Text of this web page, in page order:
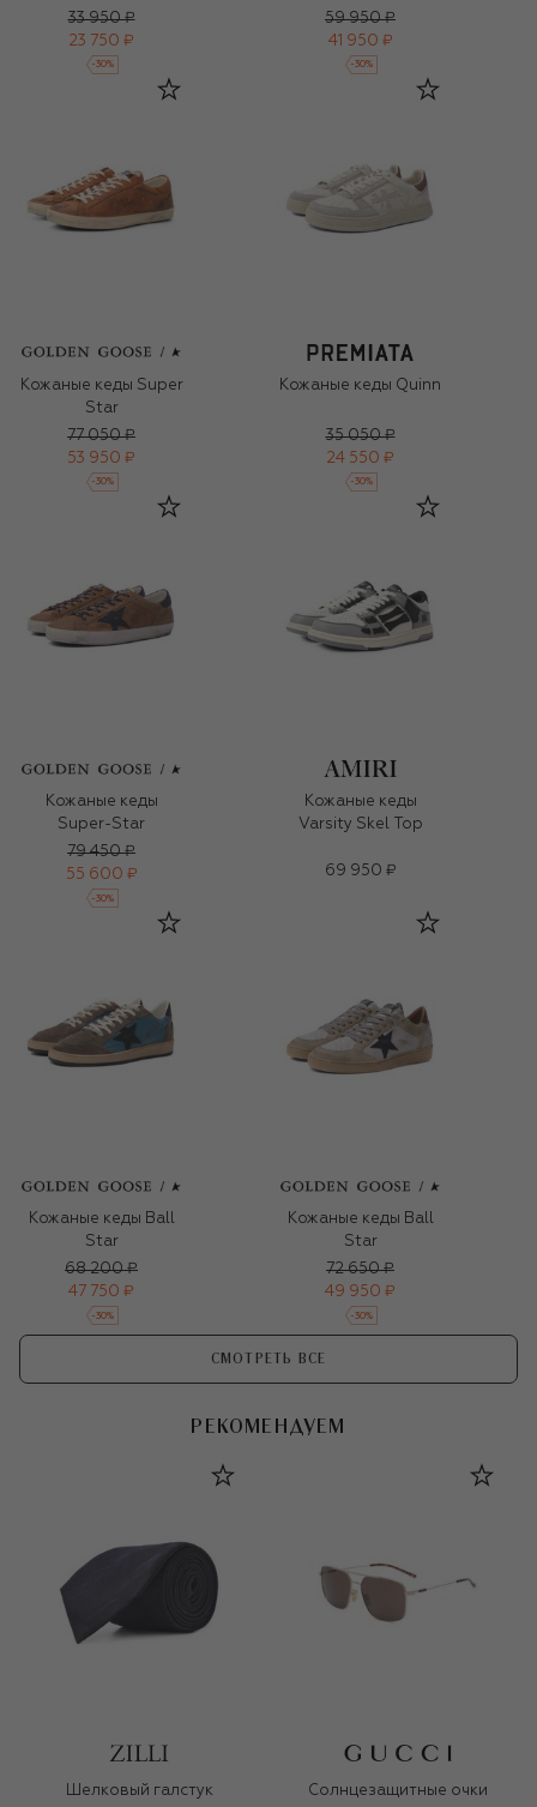
33 950 ₽
23 750 ₽
-30%
59 950 ₽
41 950 ₽
-30%
Кожаные кеды Super
Star
77 050 ₽
53 950 ₽
-30%
Кожаные кеды Quinn
35 050 ₽
24 550 ₽
-30%
Кожаные кеды
Super-Star
79 450 ₽
55 600 ₽
-30%
Кожаные кеды
Varsity Skel Top
69 950 ₽
Кожаные кеды Ball
Star
68 200 ₽
47 750 ₽
-30%
Кожаные кеды Ball
Star
72 650 ₽
49 950 ₽
-30%
СМОТРЕТЬ ВСЕ
РЕКОМЕНДУЕМ
Шелковый галстук Солнцезащитные очки